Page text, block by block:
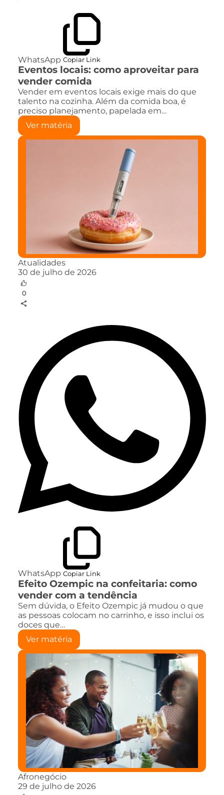
WhatsApp Copiar Link
Eventos locais: como aproveitar para
vender comida
Vender em eventos locais exige mais do que
talento na cozinha. Além da comida boa, é
preciso planejamento, papelada em…
Ver matéria
Atualidades
30 de julho de 2026
0
WhatsApp Copiar Link
Efeito Ozempic na confeitaria: como
vender com a tendência
Sem dúvida, o Efeito Ozempic já mudou o que
as pessoas colocam no carrinho, e isso inclui os
doces que…
Ver matéria
Afronegócio
29 de julho de 2026